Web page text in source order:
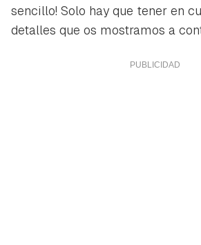
sencillo! Solo hay que tener en
detalles que os mostramos a